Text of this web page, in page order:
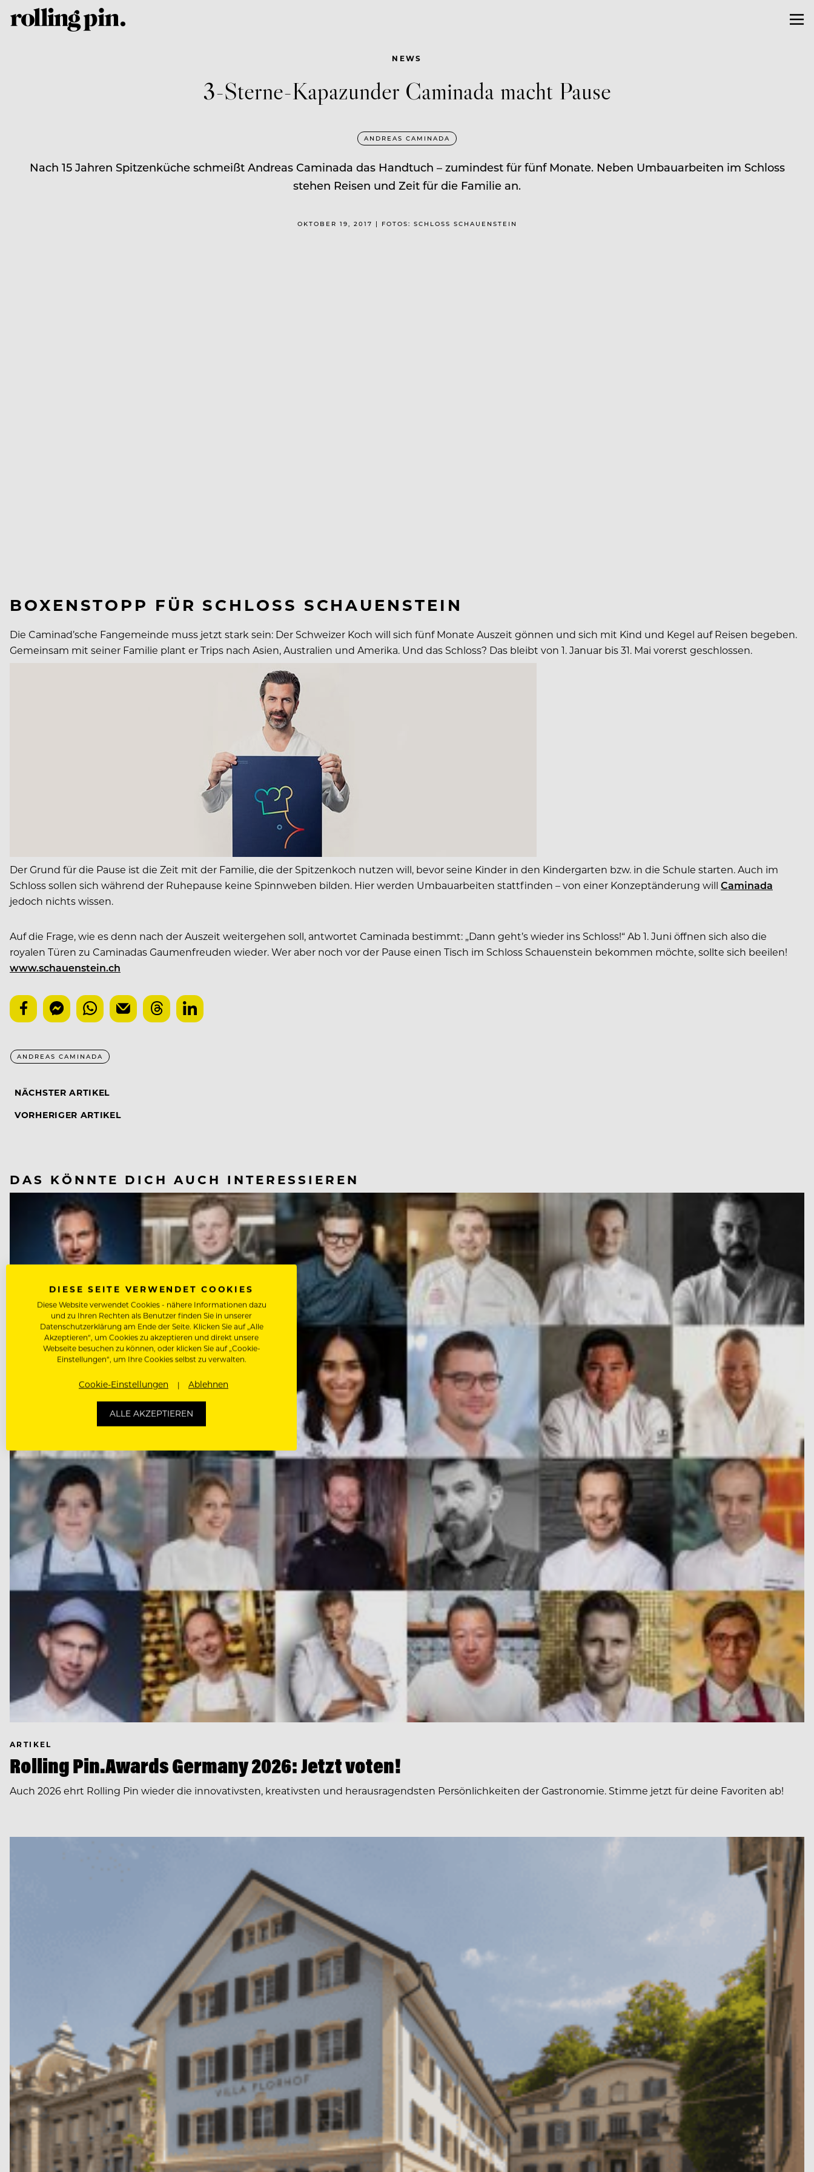
NEWS
3-Sterne-Kapazunder Caminada macht Pause
ANDREAS CAMINADA
Nach 15 Jahren Spitzenküche schmeißt Andreas Caminada das Handtuch – zumindest für fünf Monate. Neben Umbauarbeiten im Schloss
stehen Reisen und Zeit für die Familie an.
OKTOBER 19, 2017 | FOTOS: SCHLOSS SCHAUENSTEIN
BOXENSTOPP FÜR SCHLOSS SCHAUENSTEIN
Die Caminad’sche Fangemeinde muss jetzt stark sein: Der Schweizer Koch will sich fünf Monate Auszeit gönnen und sich mit Kind und Kegel auf Reisen begeben.
Gemeinsam mit seiner Familie plant er Trips nach Asien, Australien und Amerika. Und das Schloss? Das bleibt von 1. Januar bis 31. Mai vorerst geschlossen.
Der Grund für die Pause ist die Zeit mit der Familie, die der Spitzenkoch nutzen will, bevor seine Kinder in den Kindergarten bzw. in die Schule starten. Auch im
Schloss sollen sich während der Ruhepause keine Spinnweben bilden. Hier werden Umbauarbeiten stattfinden – von einer Konzeptänderung will Caminada
jedoch nichts wissen.
Auf die Frage, wie es denn nach der Auszeit weitergehen soll, antwortet Caminada bestimmt: „Dann geht’s wieder ins Schloss!“ Ab 1. Juni öffnen sich also die
royalen Türen zu Caminadas Gaumenfreuden wieder. Wer aber noch vor der Pause einen Tisch im Schloss Schauenstein bekommen möchte, sollte sich beeilen!
www.schauenstein.ch
ANDREAS CAMINADA
NÄCHSTER ARTIKEL
VORHERIGER ARTIKEL
DAS KÖNNTE DICH AUCH INTERESSIEREN
ARTIKEL
Rolling Pin.Awards Germany 2026: Jetzt voten!
Auch 2026 ehrt Rolling Pin wieder die innovativsten, kreativsten und herausragendsten Persönlichkeiten der Gastronomie. Stimme jetzt für deine Favoriten ab!
DIESE SEITE VERWENDET COOKIES
Diese Website verwendet Cookies - nähere Informationen dazu
und zu Ihren Rechten als Benutzer finden Sie in unserer
Datenschutzerklärung am Ende der Seite. Klicken Sie auf „Alle
Akzeptieren“, um Cookies zu akzeptieren und direkt unsere
Webseite besuchen zu können, oder klicken Sie auf „Cookie-
Einstellungen“, um Ihre Cookies selbst zu verwalten.
Cookie-Einstellungen Ablehnen
ALLE AKZEPTIEREN